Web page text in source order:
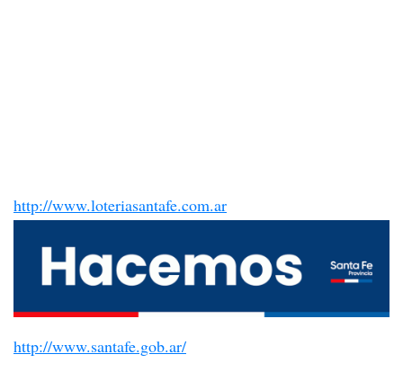
http://www.loteriasantafe.com.ar
http://www.santafe.gob.ar/